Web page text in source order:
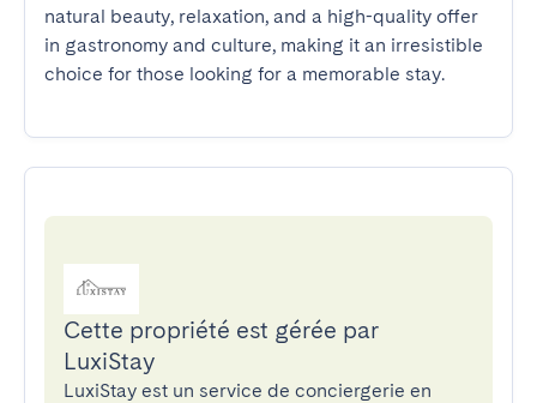
natural beauty, relaxation, and a high-quality offer
in gastronomy and culture, making it an irresistible
choice for those looking for a memorable stay.
Cette propriété est gérée par
LuxiStay
LuxiStay est un service de conciergerie en